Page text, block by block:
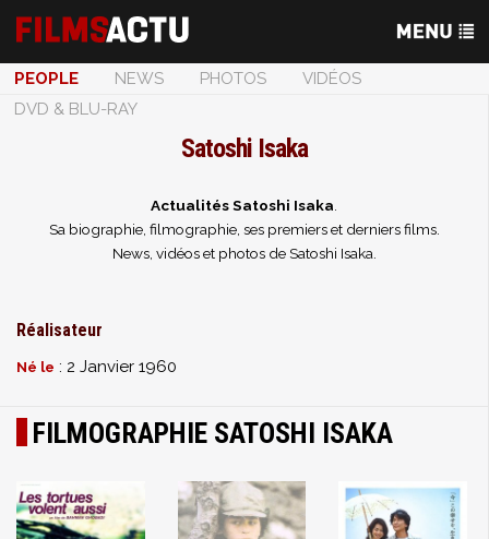
PEOPLE NEWS PHOTOS
VIDÉOS
DVD & BLU-RAY
Satoshi Isaka
Actualités Satoshi Isaka
Sa biographie, filmographie, ses premiers et derniers films.
News, vidéos et photos de Satoshi Isaka.
Réalisateur
Né le : 2 Janvier 1960
FILMOGRAPHIE SATOSHI ISAKA